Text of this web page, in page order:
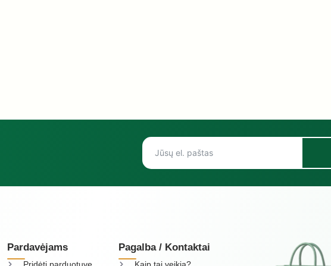
Pardavėjams
Pridėti parduotuvę
Pagalba / Kontaktai
Kaip tai veikia?